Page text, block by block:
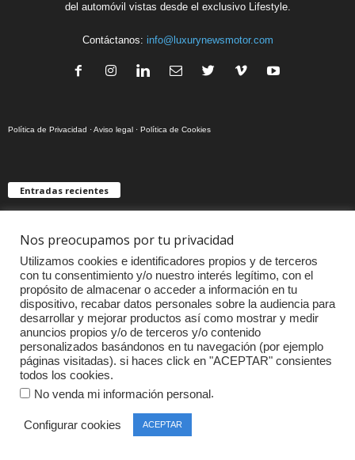
del automóvil vistas desde el exclusivo Lifestyle.
Contáctanos: info@luxurynewsmotor.com
Política de Privacidad ·Aviso legal · Política de Cookies
Entradas recientes
Maserati MC20. La perfección existe
CUPRA Tavascan VZ. Un SUV realemente
divertido
Nos preocupamos por tu privacidad
Utilizamos cookies e identificadores propios y de terceros
con tu consentimiento y/o nuestro interés legítimo, con el
propósito de almacenar o acceder a información en tu
dispositivo, recabar datos personales sobre la audiencia para
desarrollar y mejorar productos así como mostrar y medir
anuncios propios y/o de terceros y/o contenido
personalizados basándonos en tu navegación (por ejemplo
páginas visitadas). si haces click en "ACEPTAR" consientes
todos los cookies.
No venda mi información personal .
Configurar cookies ACEPTAR